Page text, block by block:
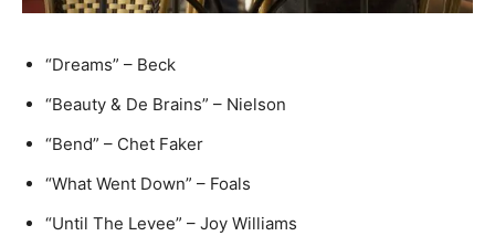
“Dreams” – Beck
“Beauty & De Brains” – Nielson
“Bend” – Chet Faker
“What Went Down” – Foals
“Until The Levee” – Joy Williams